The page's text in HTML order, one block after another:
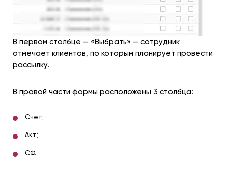
В первом столбце — «Выбрать» — сотрудник
отмечает клиентов, по которым планирует провести
рассылку.
В правой части формы расположены 3 столбца:
Счет;
Акт;
СФ.